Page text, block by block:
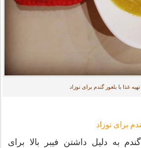
غذا با بلغور گندم برای نوزاد
برای نوزاد
به دلیل داشتن فیبر بالا برای